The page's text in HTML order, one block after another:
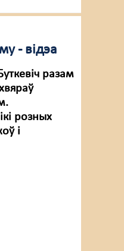
- відэа
разам
розных
і